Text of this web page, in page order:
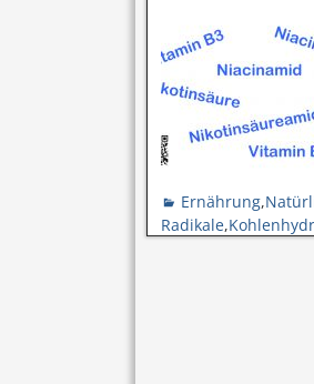
Ernährung,
Radikale,